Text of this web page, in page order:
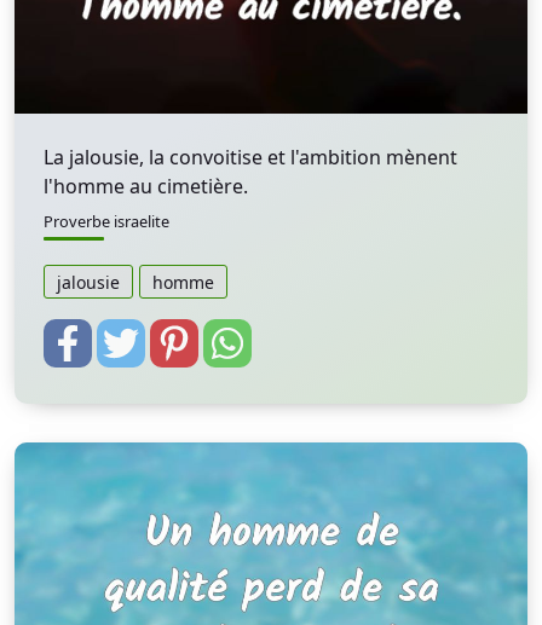
La jalousie, la convoitise et l'ambition mènent
l'homme au cimetière.
Proverbe israelite
jalousie homme